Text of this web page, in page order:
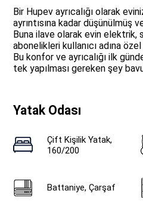
Bir Hupev ayrıcalığı olarak
ayrıntısına kadar düşünülmüş
Buna ilave olarak evin elektrik,
abonelikleri kullanıcı adına
Bu konfor ve ayrıcalığı ilk
tek yapılması gereken şey
Yatak Odası
Çift Kişilik Yatak,
160/200
Battaniye, Çarşaf